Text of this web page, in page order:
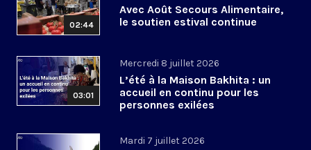
02:44
Avec Août Secours Alimentaire,
le soutien estival continue
03:01
Mercredi 8 juillet 2026
L’été à la Maison Bakhita : un
accueil en continu pour les
personnes exilées
Mardi 7 juillet 2026